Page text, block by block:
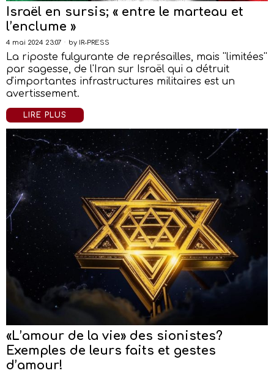
Israël en sursis; « entre le marteau et
l’enclume »
4 mai 2024 23:07 by IR-PRESS
La riposte fulgurante de représailles, mais ''limitées''
par sagesse, de l'Iran sur Israël qui a détruit
d'importantes infrastructures militaires est un
avertissement.
LIRE PLUS
«L’amour de la vie» des sionistes?
Exemples de leurs faits et gestes
d’amour!